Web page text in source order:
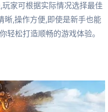
家可根据实际情况选择最佳
晰,操作方便,即使是新手也能
轻松打造顺畅的游戏体验。